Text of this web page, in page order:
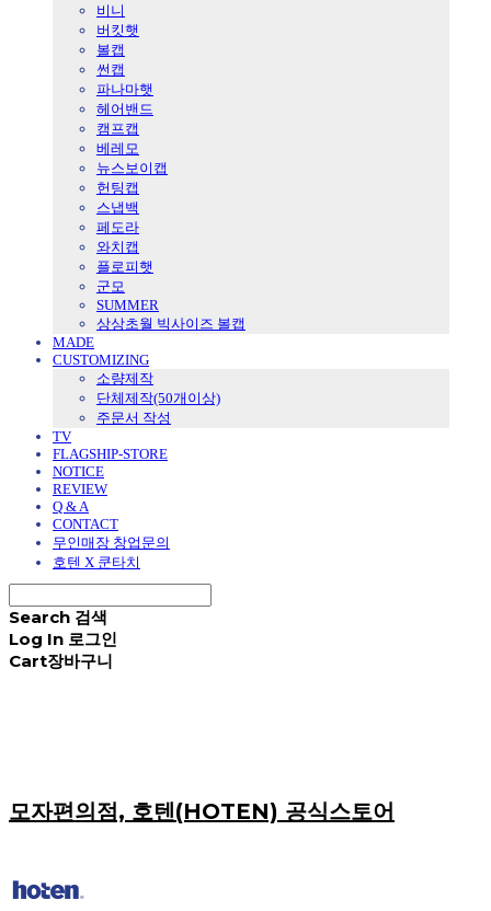
비니
버킷햇
볼캡
썬캡
파나마햇
헤어밴드
캠프캡
베레모
뉴스보이캡
헌팅캡
스냅백
페도라
와치캡
플로피햇
군모
SUMMER
상상초월 빅사이즈 볼캡
MADE
CUSTOMIZING
소량제작
단체제작(50개이상)
주문서 작성
TV
FLAGSHIP-STORE
NOTICE
REVIEW
Q & A
CONTACT
무인매장 창업문의
호텐 X 쿤타치
Search 검색
Log In 로그인
Cart장바구니
모자편의점, 호텐(HOTEN) 공식스토어